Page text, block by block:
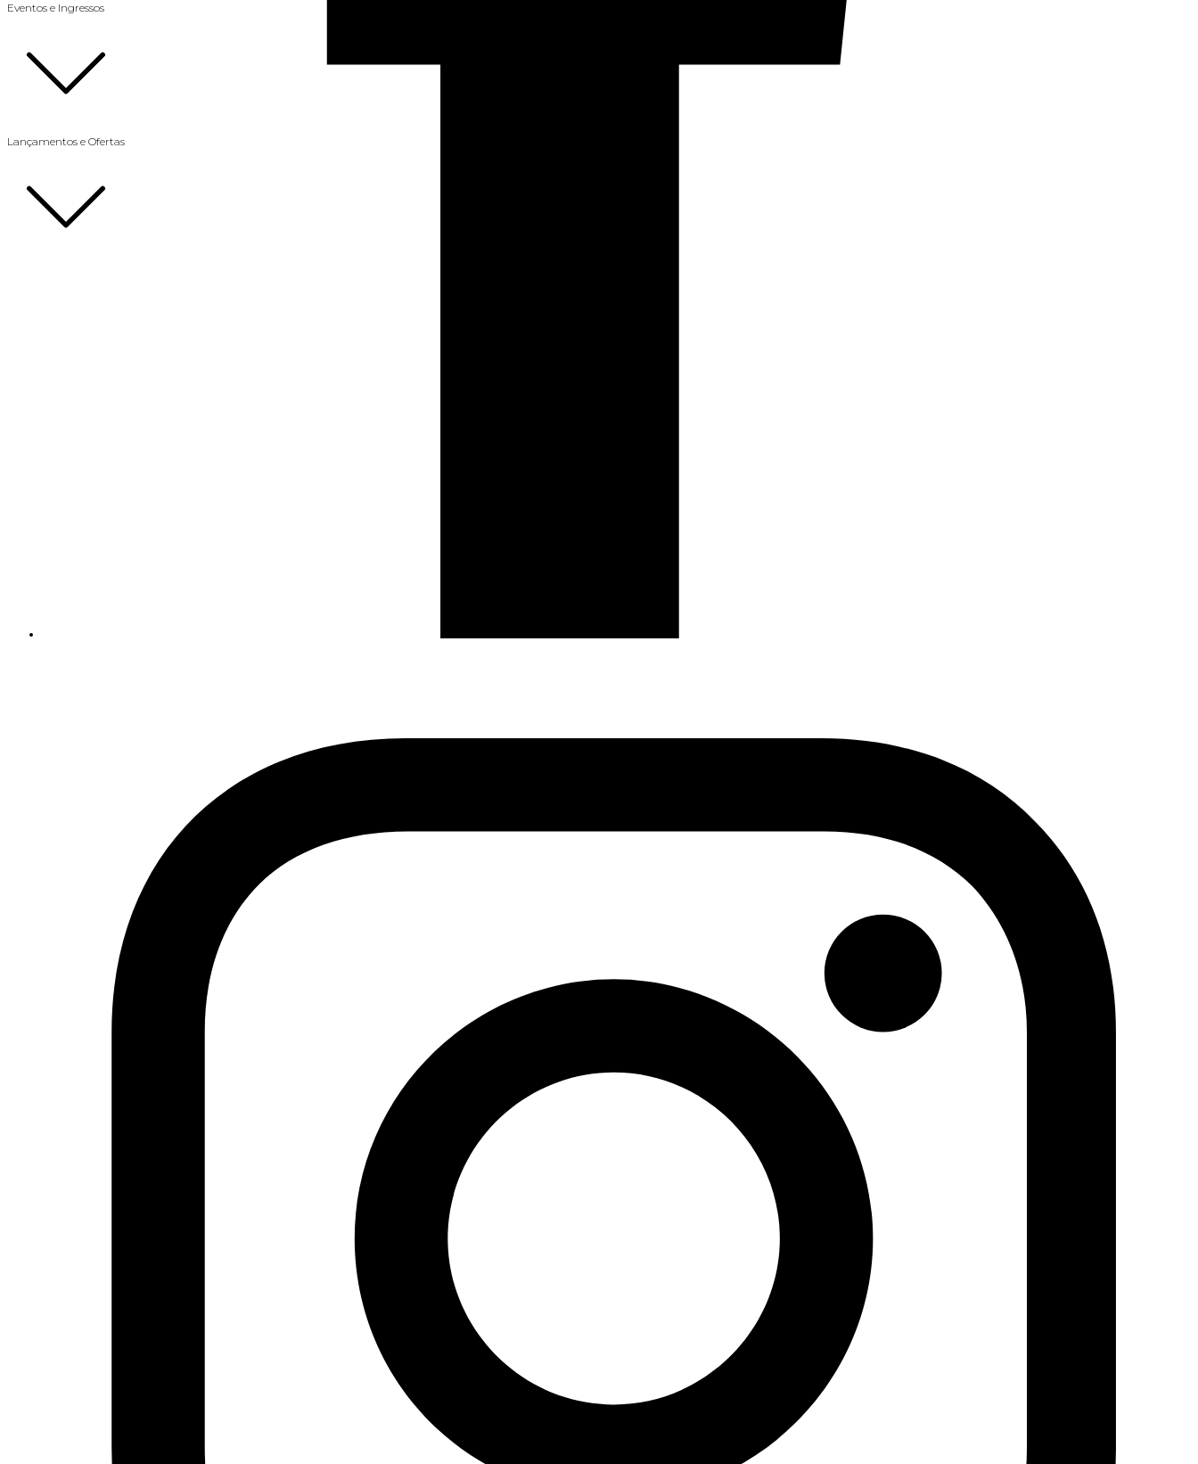
Eventos e Ingressos
Lançamentos e Ofertas